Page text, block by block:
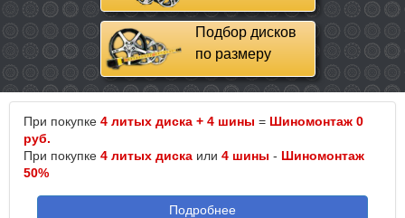
Подбор дисков
по размеру
При покупке 4 литых диска + 4 шины = Шиномонтаж 0
руб.
При покупке 4 литых диска или 4 шины - Шиномонтаж
50%
Подробнее